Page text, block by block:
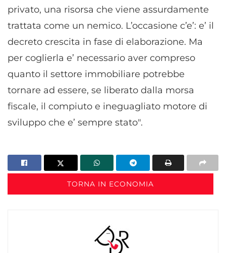
privato, una risorsa che viene assurdamente
trattata come un nemico. L’occasione c’e’: e’ il
decreto crescita in fase di elaborazione. Ma
per coglierla e’ necessario aver compreso
quanto il settore immobiliare potrebbe
tornare ad essere, se liberato dalla morsa
fiscale, il compiuto e ineguagliato motore di
sviluppo che e’ sempre stato".
TORNA IN ECONOMIA